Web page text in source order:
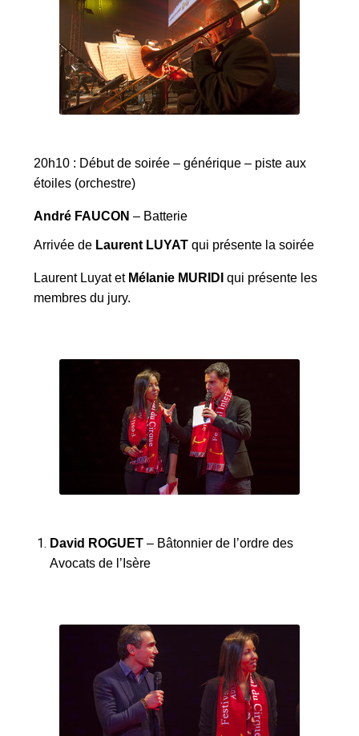
20h10 : Début de soirée – générique – piste aux
étoiles (orchestre)
André FAUCON – Batterie
Arrivée de Laurent LUYAT qui présente la soirée
Laurent Luyat et Mélanie MURIDI qui présente les
membres du jury.
David ROGUET – Bâtonnier de l’ordre des
Avocats de l’Isère